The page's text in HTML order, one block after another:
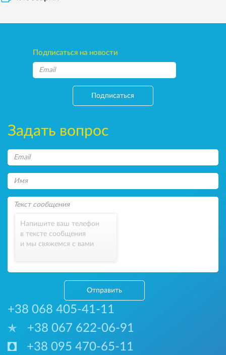
Подписаться на новости
Подписаться
Задать вопрос
Напишите ваш телефон
в тексте сообщения
и мы свяжемся с вами
Отправить
+38 068 405-41-11
+38 067 622-06-91
+38 095 470-65-11